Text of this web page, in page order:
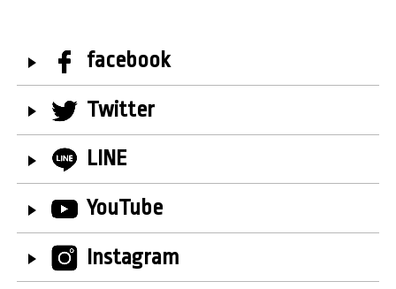
facebook
Twitter
LINE
YouTube
Instagram